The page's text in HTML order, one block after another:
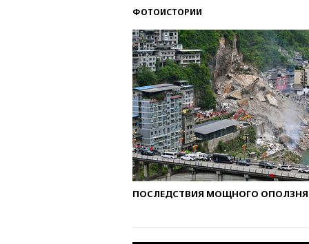
ФОТОИСТОРИИ
ПОСЛЕДСТВИЯ МОЩНОГО ОПОЛЗНЯ